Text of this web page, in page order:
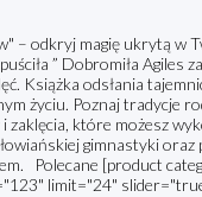
– odkryj magię ukrytą w
” Dobromiła Agiles
Książka odsłania
życiu. Poznaj tradycje
zaklęcia, które możesz
gimnastyki oraz
Polecane [product
limit="24"